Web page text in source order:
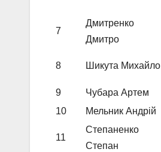
7
Дмитренко
Дмитро
8 Шикута Михайло
9 Чубара Артем
10
Мельник Андрій
11
Степаненко
Степан